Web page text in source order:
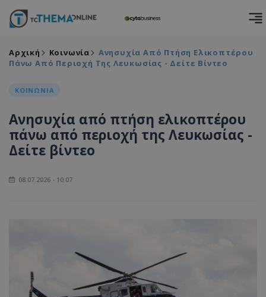
Αρχική Κοινωνία
Ανησυχία Από Πτήση Ελικοπτέρου
Πάνω Από Περιοχή Της Λευκωσίας - Δείτε Βίντεο
ΚΟΙΝΩΝΙΑ
Ανησυχία από πτήση ελικοπτέρου
πάνω από περιοχή της Λευκωσίας -
Δείτε βίντεο
08.07.2026 - 10:07